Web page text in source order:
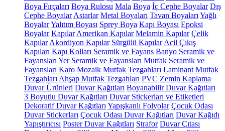
Boya Fırçaları Boya Rulosu Mala Boya İç Cephe Boyalar Dış
Cephe Boyalar Astarlar Metal Boyaları Tavan Boyaları Yağlı
BoyalarYalıtım Boyası Sprey Boya Kapı Boyası Epoksi
Boyalar Kapılar Amerikan Kapılar Melamin Kapılar Çelik
Kapılar Akordiyon Kapılar Sürgülü Kapılar Acil Çıkış
Kapıları Kapı Kolları Seramik ve Fayans Banyo Seramik ve
Fayansları Yer Seramik ve Fayansları Mutfak Seramik ve
Fayansları Karo Mozaik Mutfak Tezgahları Laminant Mutfak
Tezgahları Ahşap Mutfak Tezgahları PVC Zemin Kaplama
Duvar Ürünleri Duvar Kağıtları Boyanabilir Duvar Kağıtları
3 Boyutlu Duvar Kağıtları Duvar Stickerları ve Etiketleri
Dekoratif Duvar Kağıtları Yapışkanlı Folyolar Çocuk Odası
Duvar Stickerları Çocuk Odası Duvar Kağıtları Duvar Kağıdı
Yapıştırıcısı Poster Duvar Kağıtları Strafor Duvar Çıtası